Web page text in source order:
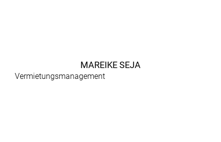
MAREIKE SEJA
Vermietungsmanagement